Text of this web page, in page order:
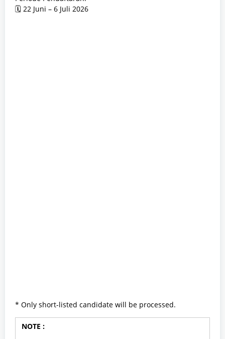
🗓 22 Juni – 6 Juli 2026
* Only short-listed candidate will be processed.
NOTE :